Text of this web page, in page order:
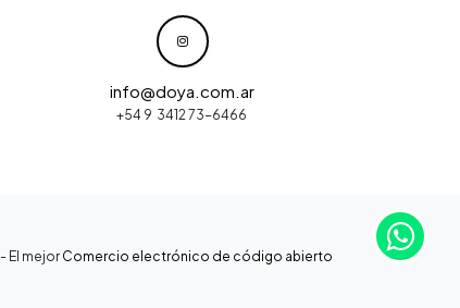
info@doya.com.ar
+54 9 3412 73-6466
- El mejor Comercio electrónico de código abierto